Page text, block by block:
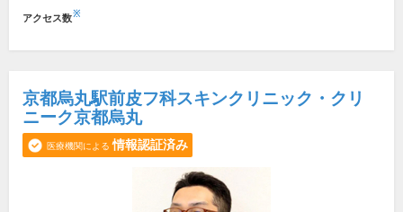
アクセス数※
京都烏丸駅前皮フ科スキンクリニック・クリ
ニーク京都烏丸
医療機関による 情報認証済み